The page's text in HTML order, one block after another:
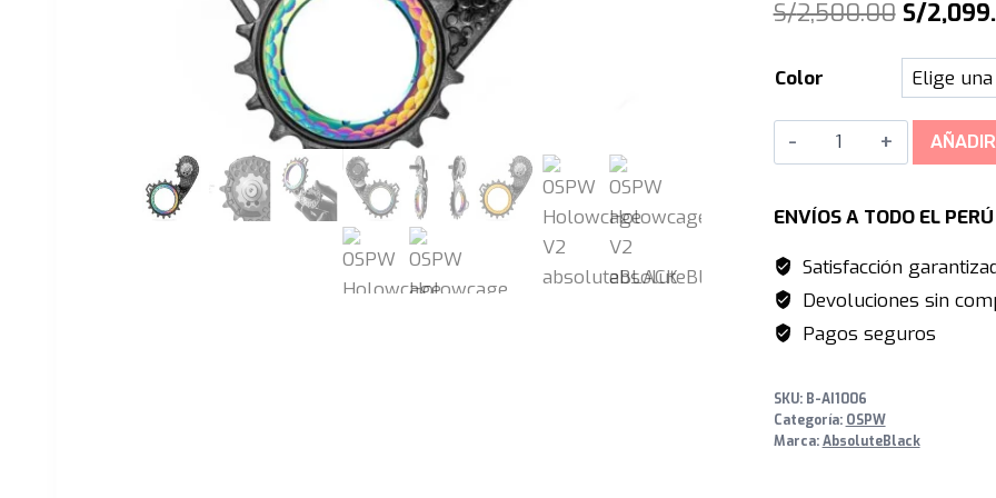
S/2,500.00 El
precio
original
era:
S/
S/
Color
OSPW
Holowcage
absoluteBLACK
(Shimano
9150/8150)
cantidad
ENVÍOS A TODO EL
Satisfacción
Devoluciones sin
Pagos seguros
SKU: B-AI1006
Categoría: OSPW
Marca:AbsoluteBlack